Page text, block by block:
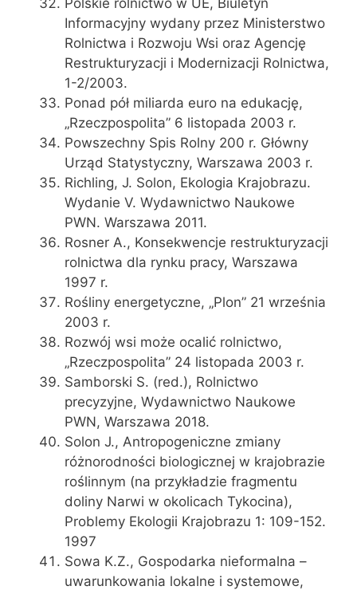
Polskie rolnictwo w UE, Biuletyn
Informacyjny wydany przez Ministerstwo
Rolnictwa i Rozwoju Wsi oraz Agencję
Restrukturyzacji i Modernizacji Rolnictwa,
1-2/2003.
Ponad pół miliarda euro na edukację,
„Rzeczpospolita” 6 listopada 2003 r.
Powszechny Spis Rolny 200 r. Główny
Urząd Statystyczny, Warszawa 2003 r.
Richling, J. Solon, Ekologia Krajobrazu.
Wydanie V. Wydawnictwo Naukowe
PWN. Warszawa 2011.
Rosner A., Konsekwencje restrukturyzacji
rolnictwa dla rynku pracy, Warszawa
1997 r.
Rośliny energetyczne, „Plon” 21 września
2003 r.
Rozwój wsi może ocalić rolnictwo,
„Rzeczpospolita” 24 listopada 2003 r.
Samborski S. (red.), Rolnictwo
precyzyjne, Wydawnictwo Naukowe
PWN, Warszawa 2018.
Solon J., Antropogeniczne zmiany
różnorodności biologicznej w krajobrazie
roślinnym (na przykładzie fragmentu
doliny Narwi w okolicach Tykocina),
Problemy Ekologii Krajobrazu 1: 109-152.
1997
Sowa K.Z., Gospodarka nieformalna –
uwarunkowania lokalne i systemowe,